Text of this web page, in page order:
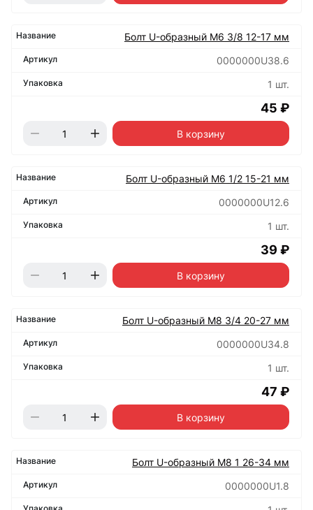
Болт U-образный М6 3/8 12-17 мм
0000000U38.6
1 шт.
45 ₽
В корзину
Болт U-образный М6 1/2 15-21 мм
0000000U12.6
1 шт.
39 ₽
В корзину
Болт U-образный М8 3/4 20-27 мм
0000000U34.8
1 шт.
47 ₽
В корзину
Болт U-образный М8 1 26-34 мм
0000000U1.8